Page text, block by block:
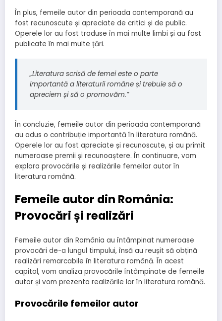
În plus, femeile autor din perioada contemporană au
fost recunoscute și apreciate de critici și de public.
Operele lor au fost traduse în mai multe limbi și au fost
publicate în mai multe țări.
„Literatura scrisă de femei este o parte
importantă a literaturii române și trebuie să o
apreciem și să o promovăm.”
În concluzie, femeile autor din perioada contemporană
au adus o contribuție importantă în literatura română.
Operele lor au fost apreciate și recunoscute, și au primit
numeroase premii și recunoaștere. În continuare, vom
explora provocările și realizările femeilor autor în
literatura română.
Femeile autor din România:
Provocări și realizări
Femeile autor din România au întâmpinat numeroase
provocări de-a lungul timpului, însă au reușit să obțină
realizări remarcabile în literatura română. În acest
capitol, vom analiza provocările întâmpinate de femeile
autor și vom prezenta realizările lor în literatura română.
Provocările femeilor autor